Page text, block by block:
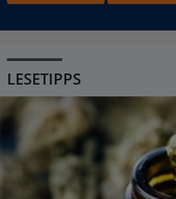
LESETIPPS